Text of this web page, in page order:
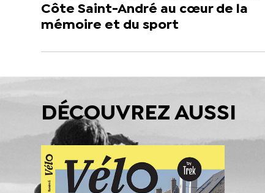
Côte Saint-André au cœur de la
mémoire et du sport
DÉCOUVREZ AUSSI